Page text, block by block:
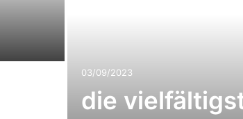
03/09/2023
die